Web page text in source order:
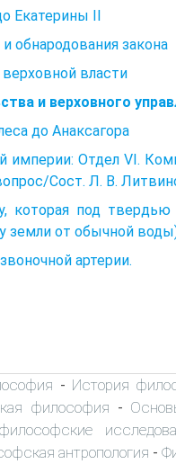
Екатерины II
обнародования закона
власти
и верховного
до Анаксагора
империи: Отдел VI.
Сост. Л. В.
которая под
земли от обычной
артерии.
- История
философия -
антропология -